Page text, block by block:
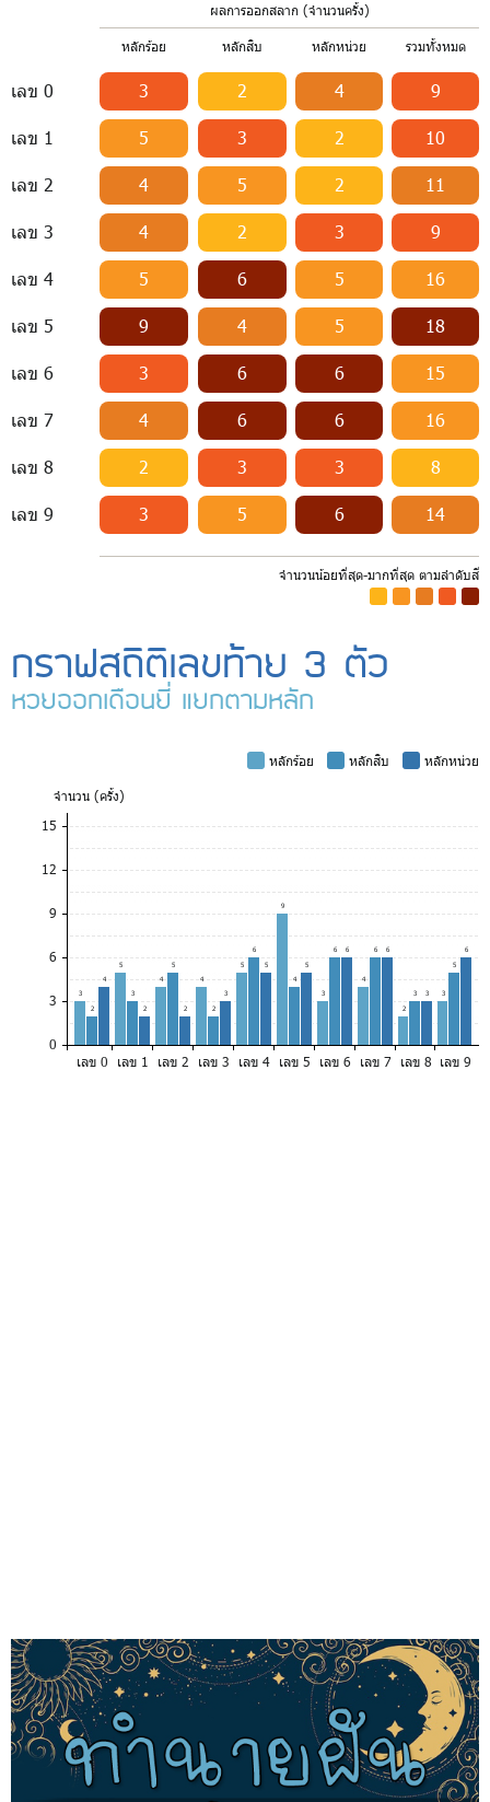
ผลการออกสลาก (จำนวนครั้ง)
หลักร้อย หลักสิบ หลักหน่วย รวมทั้งหมด
เลข 0 3 2 4 9
เลข 1 5 3 2 10
เลข 2 4 5 2 11
เลข 3 4 2 3 9
เลข 4 5 6 5 16
เลข 5 9 4 5 18
เลข 6 3 6 6 15
เลข 7 4 6 6 16
เลข 8 2 3 3 8
เลข 9 3 5 6 14
จำนวนน้อยที่สุด-มากที่สุด ตามลำดับสี
กราฟสถิติเลขท้าย 3 ตัว
หวยออกเดือนยี่ แยกตามหลัก
หลักร้อย หลักสิบ
หลักหน่วย
จำนวน (ครั้ง)
15
12
9
6
3
0
3
2
4
5
3
2
4
5
2
4
2
3
5
6
5
9
4
5
3
6 6
4
6 6
2
3 3 3
5
6
เลข 0 เลข 1 เลข 2 เลข 3 เลข 4 เลข 5 เลข 6 เลข 7 เลข 8 เลข 9